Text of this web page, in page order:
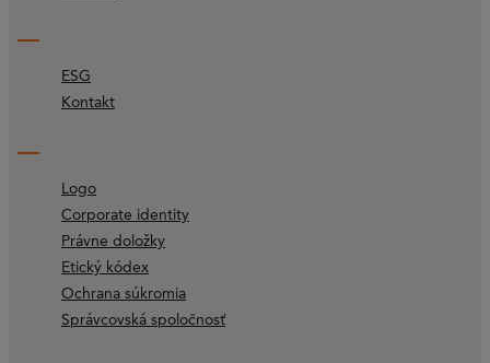
ESG
Kontakt
Logo
Corporate identity
Právne doložky
Etický kódex
Ochrana súkromia
Správcovská spoločnosť